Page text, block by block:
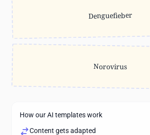
Denguefieber
Norovirus
How our AI templates work
Content gets adapted